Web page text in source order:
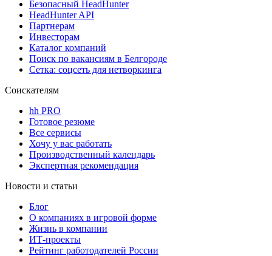
Безопасный HeadHunter
HeadHunter API
Партнерам
Инвесторам
Каталог компаний
Поиск по вакансиям в Белгороде
Сетка: соцсеть для нетворкинга
Соискателям
hh PRO
Готовое резюме
Все сервисы
Хочу у вас работать
Производственный календарь
Экспертная рекомендация
Новости и статьи
Блог
О компаниях в игровой форме
Жизнь в компании
ИТ-проекты
Рейтинг работодателей России